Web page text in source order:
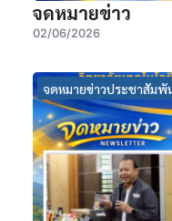
จดหมายข่าว
02/06/2026
จดหมายข่าวประชาสัมพั